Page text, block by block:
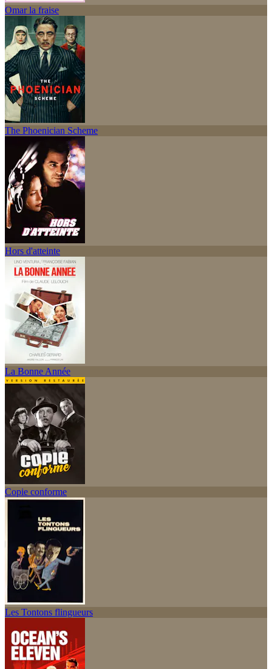
Omar la fraise
The Phoenician Scheme
Hors d'atteinte
La Bonne Année
Copie conforme
Les Tontons flingueurs